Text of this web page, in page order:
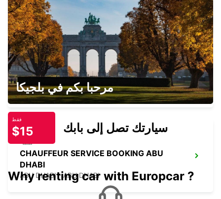
ABU DHABI NYU SAADIYAT ISLAND
ABU DHABI - ABU DHABI
ABU DHABI SAADIYAT FREE DEL
ABU DHABI - ABU DHABI
CHAUFFEUR SERVICE BOOKING ABU
DHABI
ABU DHABI - ABU DHABI
مرحبا بكم في بلجيكا
فقط
$15 سيارتك تصل إلى بابك
Why renting car with Europcar ?